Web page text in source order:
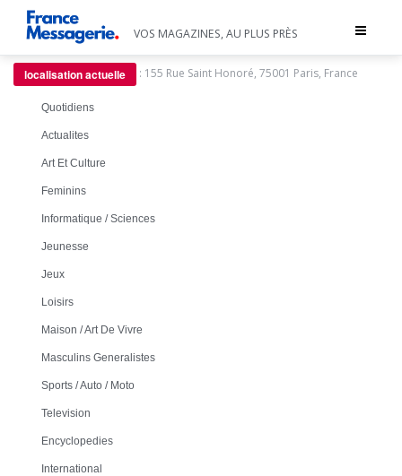
Toggle
VOS MAGAZINES, AU PLUS PRÈS
localisation actuelle : 155 Rue Saint Honoré, 75001 Paris, France
Quotidiens
Actualites
Art Et Culture
Feminins
Informatique / Sciences
Jeunesse
Jeux
Loisirs
Maison / Art De Vivre
Masculins Generalistes
Sports / Auto / Moto
Television
Encyclopedies
International